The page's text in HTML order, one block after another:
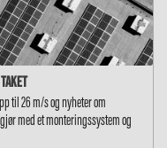
til 26 m/s og nyheter om
med et monteringssystem og